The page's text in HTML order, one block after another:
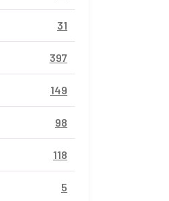
31
397
149
98
118
5